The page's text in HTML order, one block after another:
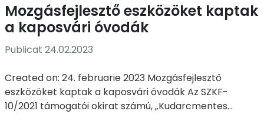
Mozgásfejlesztő eszközöket kaptak
a kaposvári óvodák
Publicat 24.02.2023
Created on: 24. februarie 2023 Mozgásfejlesztő
eszközöket kaptak a kaposvári óvodák Az SZKF-
10/2021 támogatói okirat számú, „Kudarcmentes...